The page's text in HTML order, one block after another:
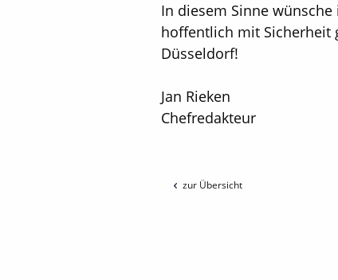
In diesem Sinne
hoffentlich mit Sicherheit
Düsseldorf!
Jan Rieken
Chefredakteur
zur Übersicht